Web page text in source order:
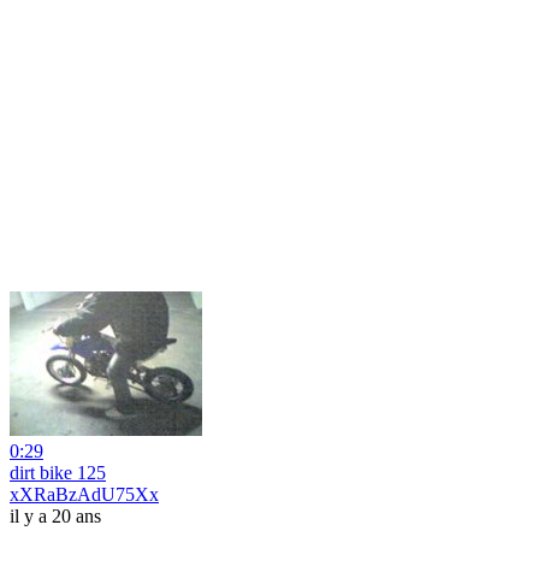
0:29
dirt bike 125
xXRaBzAdU75Xx
il y a 20 ans